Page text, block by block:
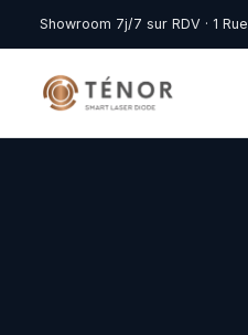
Showroom 7j/7 sur RDV · 1